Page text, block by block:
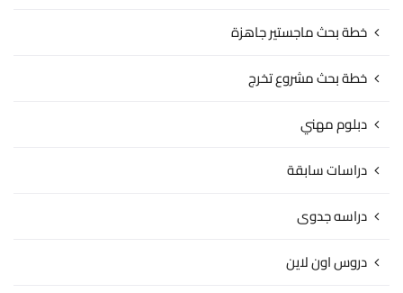
خطة بحث ماجستير جاهزة
خطة بحث مشروع تخرج
دبلوم مهني
دراسات سابقة
دراسه جدوى
دروس اون لاين